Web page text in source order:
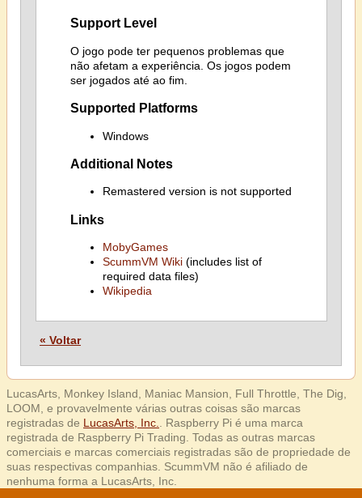
Support Level
O jogo pode ter pequenos problemas que
não afetam a experiência. Os jogos podem
ser jogados até ao fim.
Supported Platforms
Windows
Additional Notes
Remastered version is not supported
Links
MobyGames
ScummVM Wiki(includes list of
required data files)
Wikipedia
« Voltar
LucasArts, Monkey Island, Maniac Mansion, Full Throttle, The Dig,
LOOM, e provavelmente várias outras coisas são marcas
registradas de LucasArts, Inc.
. Raspberry Pi é uma marca
registrada de Raspberry Pi Trading. Todas as outras marcas
comerciais e marcas comerciais registradas são de propriedade de
suas respectivas companhias. ScummVM não é afiliado de
nenhuma forma a LucasArts, Inc.